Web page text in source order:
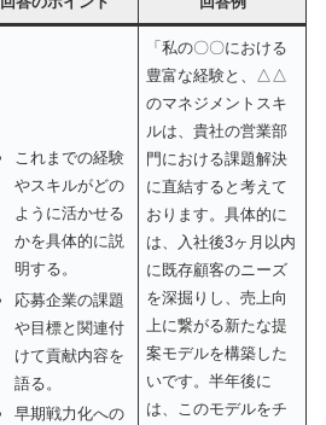
これまでの経験
やスキルがどの
ように活かせる
かを具体的に説
明する。
応募企業の課題
や目標と関連付
けて貢献内容を
語る。
早期戦力化への
「私の〇〇における
豊富な経験と、△△
のマネジメントスキ
ルは、貴社の営業部
門における課題解決
に直結すると考えて
おります。具体的に
は、入社後3ヶ月以内
に既存顧客のニーズ
を深掘りし、売上向
上に繋がる新たな提
案モデルを構築した
いです。半年後に
は、このモデルをチ